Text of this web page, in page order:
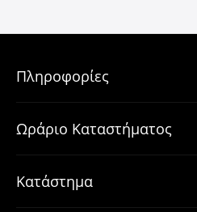
Πληροφορίες
Ωράριο Καταστήματος
Κατάστημα